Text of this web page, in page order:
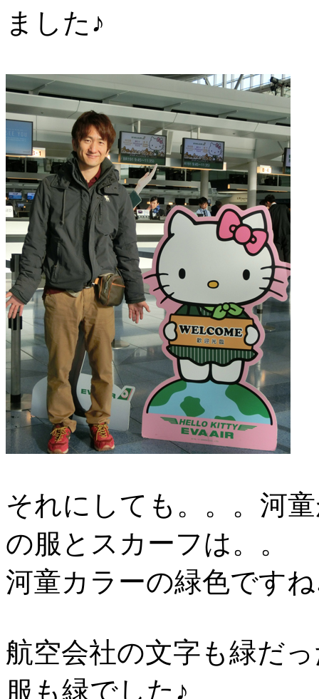
ました♪
それにしても。。。河
の服とスカーフは。。
河童カラーの緑色です
航空会社の文字も緑だ
服も緑でした♪